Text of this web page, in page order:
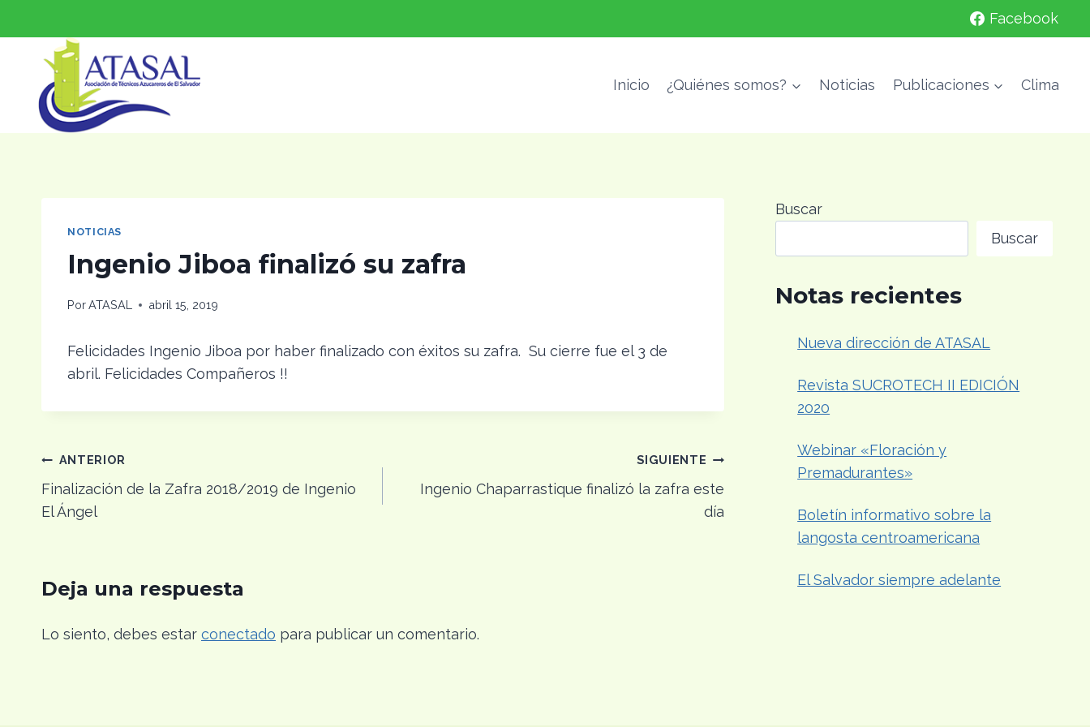
contenido
Facebook
Inicio ¿Quiénes somos? Noticias Publicaciones Clima
NOTICIAS
Ingenio Jiboa finalizó su zafra
PorATASAL abril 15, 2019
Felicidades Ingenio Jiboa por haber finalizado con éxitos su zafra. Su cierre fue el 3 de
abril. Felicidades Compañeros !!
Navegación
de
ANTERIOR
Finalización de la Zafra 2018/2019 de Ingenio
El Ángel
SIGUIENTE
Ingenio Chaparrastique finalizó la zafra este
día
Deja una respuesta
Lo siento, debes estar conectado para publicar un comentario.
Buscar
Buscar
Notas recientes
Nueva dirección de ATASAL
Revista SUCROTECH II EDICIÓN
2020
Webinar «Floración y
Premadurantes»
Boletín informativo sobre la
langosta centroamericana
El Salvador siempre adelante